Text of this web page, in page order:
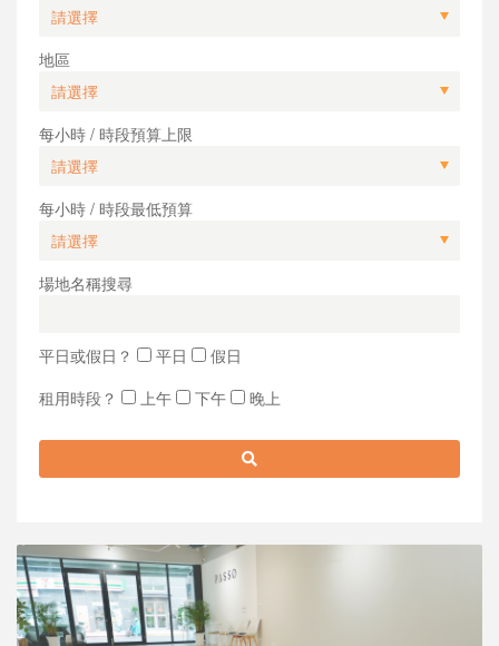
地區
每小時 / 時段預算上限
每小時 / 時段最低預算
場地名稱搜尋
平日或假日？ 平日
假日
租用時段？
上午 下午 晚上